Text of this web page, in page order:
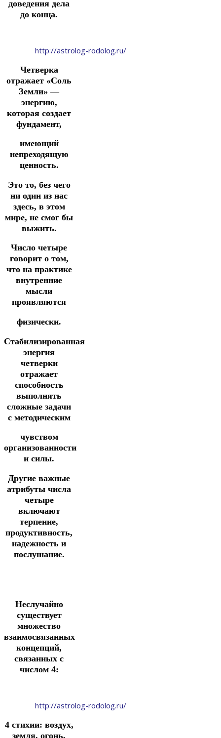
доведения дела
до конца.
http://astrolog-rodolog.ru/
Четверка
отражает «Соль
Земли» —
энергию,
которая создает
фундамент,
имеющий
непреходящую
ценность.
Это то, без чего
ни один из нас
здесь, в этом
мире, не смог бы
выжить.
Число четыре
говорит о том,
что на практике
внутренние
мысли
проявляются
физически.
Стабилизированная
энергия
четверки
отражает
способность
выполнять
сложные задачи
с методическим
чувством
организованности
и силы.
Другие важные
атрибуты числа
четыре
включают
терпение,
продуктивность,
надежность и
послушание.
Неслучайно
существует
множество
взаимосвязанных
концепций,
связанных с
числом 4:
http://astrolog-rodolog.ru/
4 стихии: воздух,
земля, огонь,